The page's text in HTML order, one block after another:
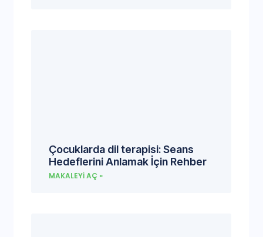
Çocuklarda dil terapisi: Seans
Hedeflerini Anlamak İçin Rehber
MAKALEYI AÇ »